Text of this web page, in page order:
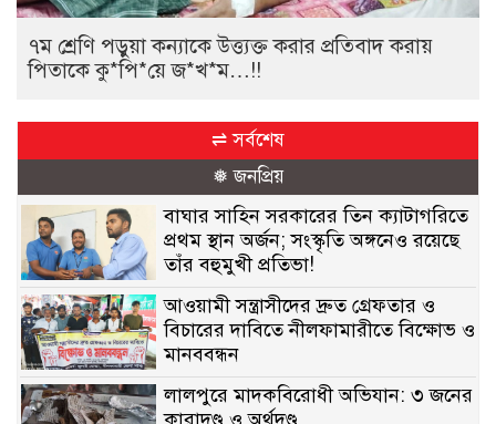
৭ম শ্রেণি পড়ুয়া কন্যাকে উত্ত্যক্ত করার প্রতিবাদ করায়
পিতাকে কু*পি*য়ে জ*খ*ম…!!
⇌ সর্বশেষ
❅ জনপ্রিয়
বাঘার সাহিন সরকারের তিন ক্যাটাগরিতে
প্রথম স্থান অর্জন; সংস্কৃতি অঙ্গনেও রয়েছে
তাঁর বহুমুখী প্রতিভা!
আওয়ামী সন্ত্রাসীদের দ্রুত গ্রেফতার ও
বিচারের দাবিতে নীলফামারীতে বিক্ষোভ ও
মানববন্ধন
লালপুরে মাদকবিরোধী অভিযান: ৩ জনের